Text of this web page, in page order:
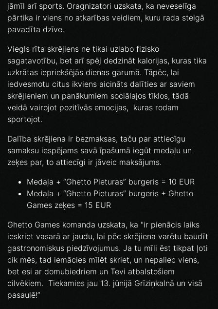
jāmīl arī sports. Oragnizatori uzskata, ka neveselīga
pārtika ir viens no atkarības veidiem, kuru rada steigā
pavadīta dzīve.
Viegls rīta skrējiens ne tikai uzlabo fizisko
sagatavotību, bet arī spēj dedzināt kalorijas, kuras tika
uzkrātas iepriekšējās dienas garumā. Tāpēc, lai
iedvesmotu citus ikviens aicināts dalīties ar saviem
skrējieniem un panākumiem sociālajos tīklos, tādā
veidā vairojot pozitīvās emocijas, kuras rodam
sportojot.
Dalība skrējiena ir bezmaksas, taču par attiecīgu
samaksu iespējams savā īpašumā iegūt medaļu un
zeķes par, to attiecīgi ir jāveic maksājums.
Medaļa + “Ghetto Pieturas” burgeris = 10 EUR
Medaļa + “Ghetto Pieturas” burgeris + Ghetto
Games zeķes = 15 EUR
Ghetto Games komanda uzskata, ka "ir pienācis laiks
ieskriet vasarā ar jaudu, lai pēc skrējiena varētu baudīt
gastronomiskus piedzīvojumus. Ja tu mīli ēst tikpat ļoti
cik mēs, tad iemācies mīlēt skriet, un nepaliec viens,
bet esi ar domubiedriem un Tevi atbalstošiem
cilvēkiem. Tiekamies jau 13. jūnijā Grīziņkalnā un visā
pasaulē!”